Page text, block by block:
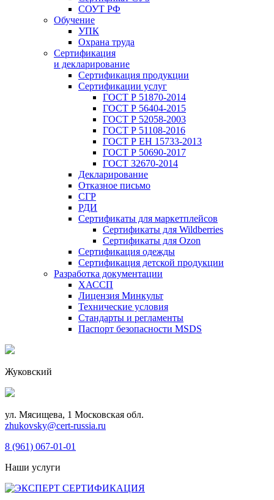
СОУТ РФ
Обучение
УПК
Охрана труда
Сертификация
и декларирование
Сертификация продукции
Сертификации услуг
ГОСТ Р 51870-2014
ГОСТ Р 56404-2015
ГОСТ Р 52058-2003
ГОСТ Р 51108-2016
ГОСТ Р ЕН 15733-2013
ГОСТ Р 50690-2017
ГОСТ 32670-2014
Декларирование
Отказное письмо
СГР
РДИ
Сертификаты для маркетплейсов
Сертификаты для Wildberries
Сертификаты для Ozon
Сертификация одежды
Сертификация детской продукции
Разработка документации
ХАССП
Лицензия Минкульт
Технические условия
Стандарты и регламенты
Паспорт безопасности MSDS
Жуковский
ул. Мясищева, 1 Московская обл.
zhukovsky@cert-russia.ru
8 (961) 067-01-01
Наши услуги